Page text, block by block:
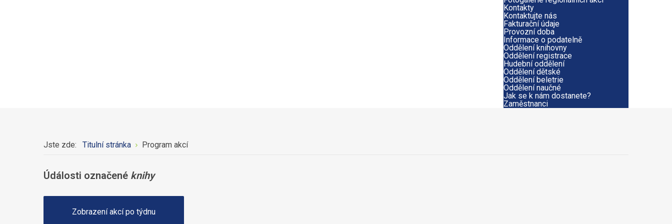
Kontakty
Kontaktujte nás
Fakturační údaje
Provozní doba
Informace o podatelně
Oddělení knihovny
Oddělení registrace
Hudební oddělení
Oddělení dětské
Oddělení beletrie
Oddělení naučné
Jak se k nám dostanete?
Zaměstnanci
Jste zde: Titulní stránka Program akcí
Údálosti označené knihy
Zobrazení akcí po týdnu